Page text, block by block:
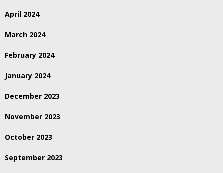
April 2024
March 2024
February 2024
January 2024
December 2023
November 2023
October 2023
September 2023